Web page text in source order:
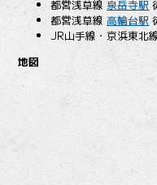
都営浅草線泉岳寺駅
都営浅草線高輪台駅
JR山手線・京浜東北
地図